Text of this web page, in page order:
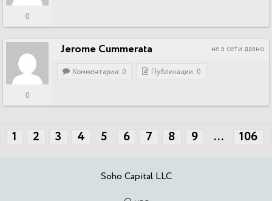
0
не в сети давно
Jerome Cummerata
0
Комментарии: 0 Публикации: 0
1 2 3 4 5 6 7 8 9 ... 106
Soho Capital LLC